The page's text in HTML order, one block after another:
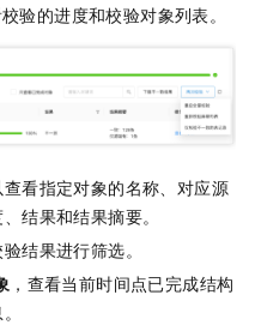
验的进度和校验对象列表。
看指定对象的名称、对应源
结果和结果摘要。
结果进行筛选。
，查看当前时间点已完成结构